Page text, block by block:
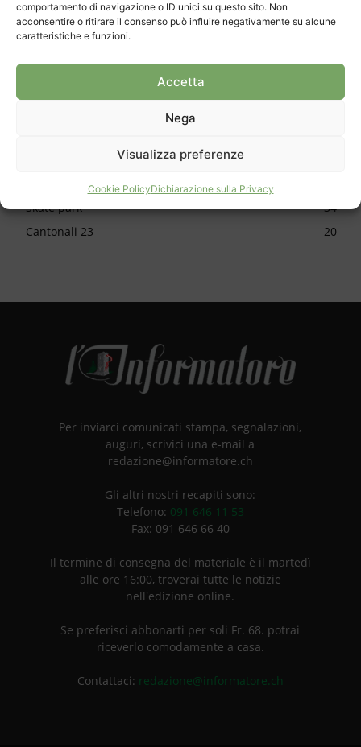
comportamento di navigazione o ID unici su questo sito. Non
acconsentire o ritirare il consenso può influire negativamente su alcune
caratteristiche e funzioni.
Accetta
Nega
Visualizza preferenze
Cookie PolicyDichiarazione sulla Privacy
Approfondimento
Skate park
34
Cantonali 23
20
Per inviarci comunicati stampa, segnalazioni,
auguri, scrivici una e-mail a
redazione@informatore.ch
Gli altri nostri recapiti sono:
Telefono: 091 646 11 53
Fax: 091 646 66 40
Il termine di consegna del materiale è il martedì
alle ore 16:00, troverai tutte le notizie
nell'edizione online.
Se preferisci abbonarti per soli Fr. 68. potrai
riceverlo comodamente a casa.
Contattaci: redazione@informatore.ch